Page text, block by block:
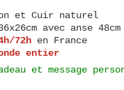
et Cuir naturel
avec anse 48cm
72h en France
entier
et message